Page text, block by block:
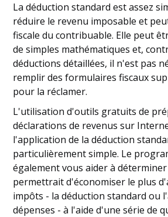
La déduction standard est assez
réduire le revenu imposable et
fiscale du contribuable. Elle peut
de simples mathématiques et,
déductions détaillées, il n'est pas
remplir des formulaires fiscaux
pour la réclamer.
L'utilisation d'outils gratuits de
déclarations de revenus sur
l'application de la déduction
particulièrement simple. Le
également vous aider à
permettrait d'économiser le plus
impôts - la déduction standard ou
dépenses - à l'aide d'une série de